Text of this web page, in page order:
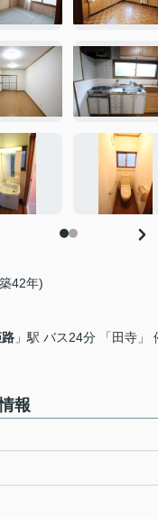
42年)
」駅 バス24分 「田寺」
報